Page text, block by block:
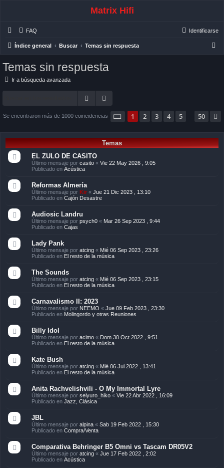
Matrix Hifi
FAQ Identificarse
Índice general Buscar Temas sin respuesta
Temas sin respuesta
Ir a búsqueda avanzada
Buscar
Se encontraron más de 1000 coincidencias Página de 50
1 2 3 4 5 50
Temas
EL ZULO DE CASITO
Último mensaje por casito « Vie 22 May 2026 , 9:05
Publicado en Acústica
Reformas Almería
Último mensaje por Kir « Jue 21 Dic 2023 , 13:10
Publicado en Cajón Desastre
Audiosic Landru
Último mensaje por psych0 « Mar 26 Sep 2023 , 9:44
Publicado en Cajas
Lady Pank
Último mensaje por atcing « Mié 06 Sep 2023 , 23:26
Publicado en El resto de la música
The Sounds
Último mensaje por atcing « Mié 06 Sep 2023 , 23:15
Publicado en El resto de la música
Carnavalismo II: 2023
Último mensaje por NEEMO « Jue 09 Feb 2023 , 23:30
Publicado en Molingordo y otras Reuniones
Billy Idol
Último mensaje por acimo « Dom 30 Oct 2022 , 9:51
Publicado en El resto de la música
Kate Bush
Último mensaje por atcing « Mié 06 Jul 2022 , 13:41
Publicado en El resto de la música
Anita Rachvelishvili - O My Immortal Lyre
Último mensaje por seiyuro_hiko « Vie 22 Abr 2022 , 16:09
Publicado en Jazz, Clásica
JBL
Último mensaje por alpina « Sab 19 Feb 2022 , 15:30
Publicado en Compra/Venta
Comparativa Behringer B5 Omni vs Tascam DR05V2
Último mensaje por atcing « Jue 17 Feb 2022 , 2:02
Publicado en Acústica